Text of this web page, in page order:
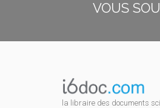
VOUS
la libraire des documents